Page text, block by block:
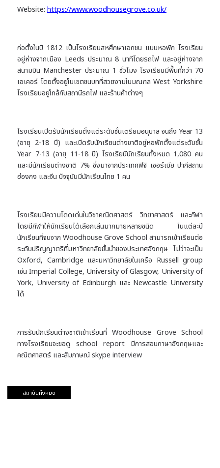
Website: https://www.woodhousegrove.co.uk/
ก่อตั้งในปี 1812 เป็นโรงเรียนสหศึกษาเอกชน แบบหอพัก โรงเรียน
อยู่ห่างจากเมือง Leeds ประมาณ 8 นาทีโดยรถไฟ และอยู่ห่างจาก
สนามบิน Manchester ประมาณ 1 ชั่วโมง โรงเรียนมีพื้นที่กว่า 70
เอเคอร์ โดยตั้งอยู่ในเขตชนบทที่สวยงามในมณฑล West Yorkshire
โรงเรียนอยู่ใกล้กับสถานีรถไฟ และร้านค้าต่างๆ
โรงเรียนเปิดรับนักเรียนตั้งแต่ระดับชั้นเตรียมอนุบาล จนถึง Year 13
(อายุ 2-18 ปี) และเปิดรับนักเรียนต่างชาติอยู่หอพักตั้งแต่ระดับชั้น
Year 7-13 (อายุ 11-18 ปี) โรงเรียนีนักเรียนทั้งหมด 1,080 คน
และมีนักเรียนต่างชาติ 7% ซึ่งมาจากประเทศฟิจิ เซอร์เบีย ปากีสถาน
ฮ่องกง และจีน ปัจจุบันมีนักเรียนไทย 1 คน
โรงเรียนมีความโดดเด่นในวิชาคณิตศาสตร์ วิทยาศาสตร์ และกีฬา
โดยมีกีฬาให้นักเรียนได้เลือกเล่นมากมายหลายชนิด ในแต่ละปี
นักเรียนที่จบจาก Woodhouse Grove School สามารถเข้าเรียนต่อ
ระดับปริญญาตรีที่มหาวิทยาลัยชั้นนำของประเทศอังกฤษ ไม่ว่าจะเป็น
Oxford, Cambridge และมหาวิทยาลัยในเครือ Russell group
เช่น Imperial College, University of Glasgow, University of
York, University of Edinburgh และ Newcastle University
ได้
การรับนักเรียนต่างชาติเข้าเรียนที่ Woodhouse Grove School
ทางโรงเรียนจะขอดู school report มีการสอบภาษาอังกฤษและ
คณิตศาสตร์ และสัมภาษณ์ skype interview
สถาบันทั้งหมด